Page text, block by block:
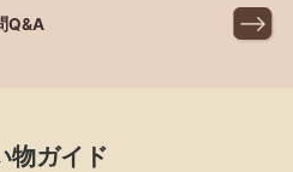
Q&A
物ガイド